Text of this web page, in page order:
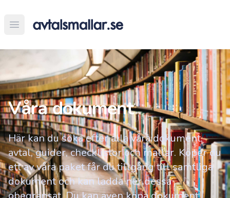
Open main menu
Våra dokument
Här kan du söka efter alla våra dokument,
avtal, guider, checklistor och mallar. Köper du
ett av våra paket får du tillgång till samtliga
dokument och kan ladda ner dessa